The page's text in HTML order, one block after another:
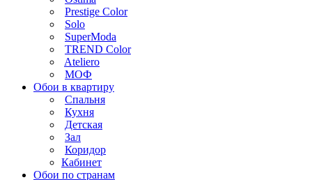
Prestige Color
Solo
SuperModa
TREND Color
Ateliero
МОФ
Обои в квартиру
Спальня
Кухня
Детская
Зал
Коридор
Кабинет
Обои по странам